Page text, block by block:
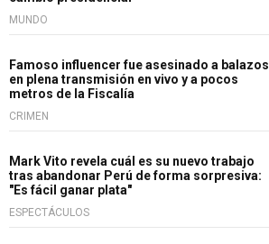
MUNDO
Famoso influencer fue asesinado a balazos
en plena transmisión en vivo y a pocos
metros de la Fiscalía
CRIMEN
Mark Vito revela cuál es su nuevo trabajo
tras abandonar Perú de forma sorpresiva:
"Es fácil ganar plata"
ESPECTÁCULOS